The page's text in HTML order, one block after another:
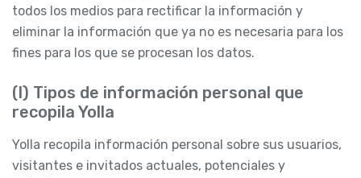
todos los medios para rectificar la información y
eliminar la información que ya no es necesaria para los
fines para los que se procesan los datos.
(I) Tipos de información personal que
recopila Yolla
Yolla recopila información personal sobre sus usuarios,
visitantes e invitados actuales, potenciales y